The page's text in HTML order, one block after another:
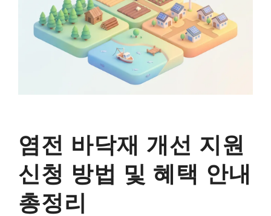
염전 바닥재 개선 지원
신청 방법 및 혜택 안내
총정리